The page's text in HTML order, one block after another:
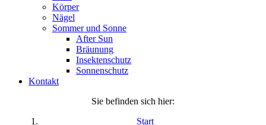
Körper
Nägel
Sommer und Sonne
After Sun
Bräunung
Insektenschutz
Sonnenschutz
Kontakt
Sie befinden sich hier:
Start